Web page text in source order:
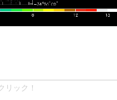
リック！